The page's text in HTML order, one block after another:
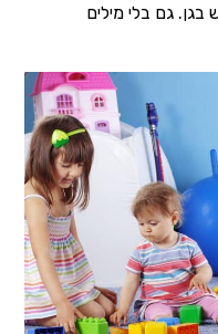
בגן. גם בלי מילים